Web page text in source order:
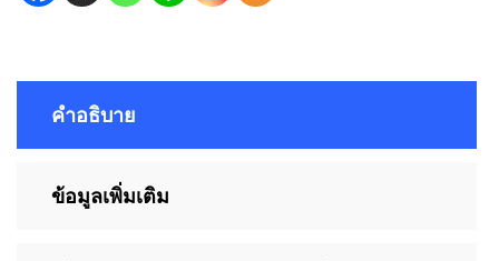
คำอธิบาย
ข้อมูลเพิ่มเติม